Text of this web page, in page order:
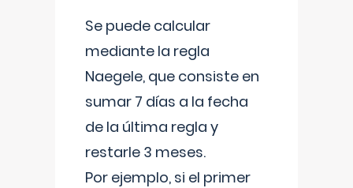
Se puede calcular
mediante la regla
Naegele, que consiste en
sumar 7 días a la fecha
de la última regla y
restarle 3 meses.
Por ejemplo, si el primer